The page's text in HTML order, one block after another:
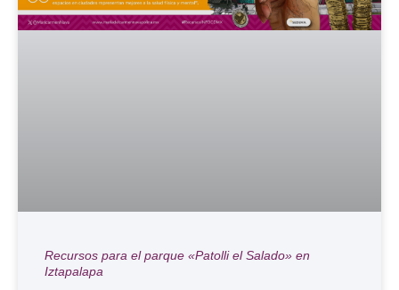
Recursos para el parque «Patolli el Salado» en
Iztapalapa